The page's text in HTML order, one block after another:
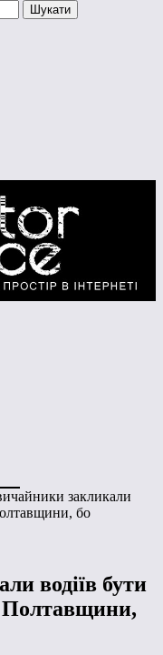
закликали
бо
водіїв бути
Полтавщини,